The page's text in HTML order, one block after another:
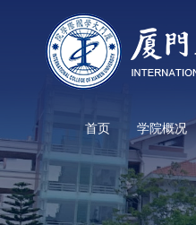
首页 学院概况